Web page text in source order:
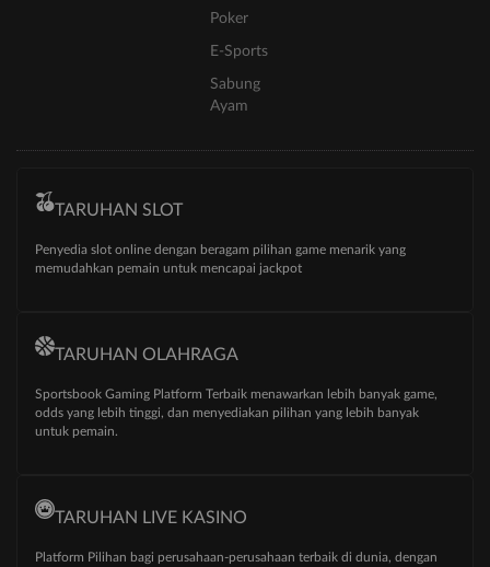
Poker
E-Sports
Sabung
Ayam
TARUHAN SLOT
Penyedia slot online dengan beragam pilihan game menarik yang
memudahkan pemain untuk mencapai jackpot
TARUHAN OLAHRAGA
Sportsbook Gaming Platform Terbaik menawarkan lebih banyak game,
odds yang lebih tinggi, dan menyediakan pilihan yang lebih banyak
untuk pemain.
TARUHAN LIVE KASINO
Platform Pilihan bagi perusahaan-perusahaan terbaik di dunia, dengan